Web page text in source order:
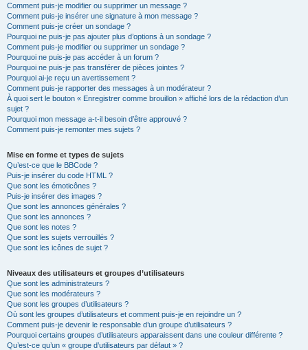
Comment puis-je modifier ou supprimer un message ?
Comment puis-je insérer une signature à mon message ?
Comment puis-je créer un sondage ?
Pourquoi ne puis-je pas ajouter plus d’options à un sondage ?
Comment puis-je modifier ou supprimer un sondage ?
Pourquoi ne puis-je pas accéder à un forum ?
Pourquoi ne puis-je pas transférer de pièces jointes ?
Pourquoi ai-je reçu un avertissement ?
Comment puis-je rapporter des messages à un modérateur ?
À quoi sert le bouton « Enregistrer comme brouillon » affiché lors de la rédaction d’un
sujet ?
Pourquoi mon message a-t-il besoin d’être approuvé ?
Comment puis-je remonter mes sujets ?
Mise en forme et types de sujets
Qu’est-ce que le BBCode ?
Puis-je insérer du code HTML ?
Que sont les émoticônes ?
Puis-je insérer des images ?
Que sont les annonces générales ?
Que sont les annonces ?
Que sont les notes ?
Que sont les sujets verrouillés ?
Que sont les icônes de sujet ?
Niveaux des utilisateurs et groupes d’utilisateurs
Que sont les administrateurs ?
Que sont les modérateurs ?
Que sont les groupes d’utilisateurs ?
Où sont les groupes d’utilisateurs et comment puis-je en rejoindre un ?
Comment puis-je devenir le responsable d’un groupe d’utilisateurs ?
Pourquoi certains groupes d’utilisateurs apparaissent dans une couleur différente ?
Qu’est-ce qu’un « groupe d’utilisateurs par défaut » ?